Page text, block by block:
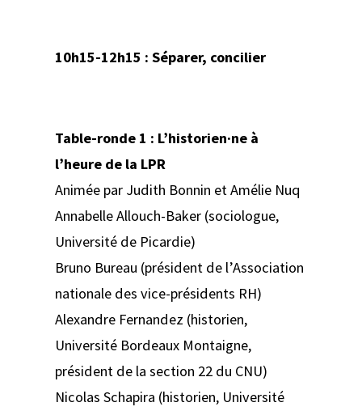
10h15-12h15 : Séparer, concilier
Table-ronde 1 : L’historien·ne à
l’heure de la LPR
Animée par Judith Bonnin et Amélie Nuq
Annabelle Allouch-Baker (sociologue,
Université de Picardie)
Bruno Bureau (président de l’Association
nationale des vice-présidents RH)
Alexandre Fernandez (historien,
Université Bordeaux Montaigne,
président de la section 22 du CNU)
Nicolas Schapira (historien, Université